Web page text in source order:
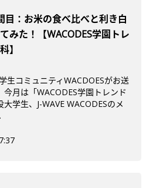
目：お米の食べ比べと利き白
みた！【WACODES学園トレ
】
生コミュニティWACDOESがお送
月は「WACODES学園トレンド
学生、J-WAVE WACODESのメ